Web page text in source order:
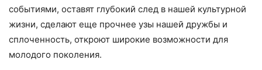
событиями, оставят глубокий след в нашей культурной
жизни, сделают еще прочнее узы нашей дружбы и
сплоченность, откроют широкие возможности для
молодого поколения.